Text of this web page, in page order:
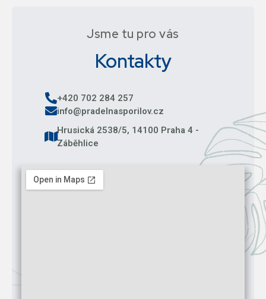
Jsme tu pro vás
Kontakty
+420 702 284 257
info@pradelnasporilov.cz
Hrusická 2538/5, 14100 Praha 4 -
Záběhlice